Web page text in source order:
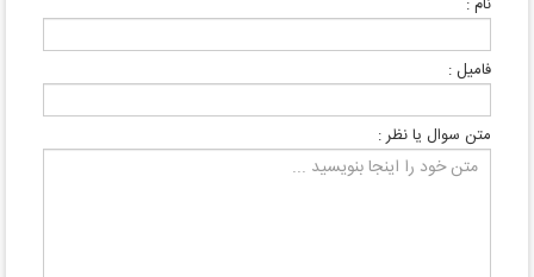
فامیل :
متن سوال یا نظر :